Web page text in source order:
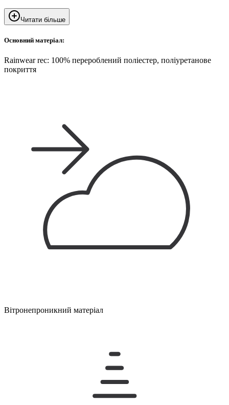
Читати більше
Основний матеріал:
Rainwear rec: 100% перероблений поліестер, поліуретанове
покриття
Вітронепроникний матеріал